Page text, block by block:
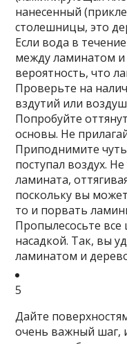
нанесенный
столешницы, это
Если вода в
между ламинатом и
вероятность, что
Проверьте на
вздутий или
Попробуйте
основы. Не
Приподнимите
поступал воздух.
ламината,
поскольку вы
то и порвать
Пропылесосьте
насадкой. Так, вы
ламинатом и
5
Дайте
очень важный шаг,